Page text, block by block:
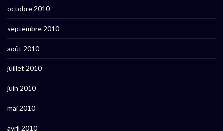
octobre 2010
septembre 2010
août 2010
juillet 2010
juin 2010
mai 2010
avril 2010